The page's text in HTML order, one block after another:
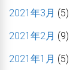
2021年3月 (5)
2021年2月 (9)
2021年1月 (5)